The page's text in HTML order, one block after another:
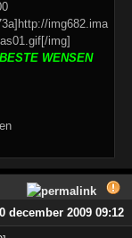
WENSEN
december 2009 09:12